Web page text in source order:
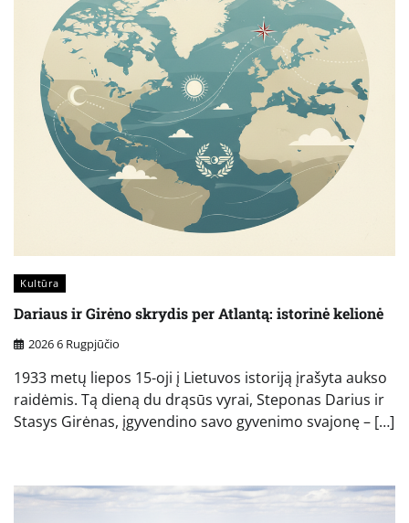
Kultūra
Dariaus ir Girėno skrydis per Atlantą: istorinė kelionė
2026 6 Rugpjūčio
1933 metų liepos 15-oji į Lietuvos istoriją įrašyta aukso
raidėmis. Tą dieną du drąsūs vyrai, Steponas Darius ir
Stasys Girėnas, įgyvendino savo gyvenimo svajonę – […]